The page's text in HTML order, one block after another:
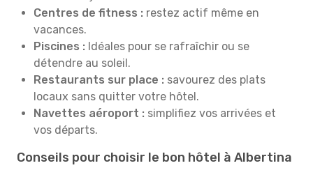
Centres de fitness : restez actif même en
vacances.
Piscines : Idéales pour se rafraîchir ou se
détendre au soleil.
Restaurants sur place : savourez des plats
locaux sans quitter votre hôtel.
Navettes aéroport : simplifiez vos arrivées et
vos départs.
Conseils pour choisir le bon hôtel à Albertina